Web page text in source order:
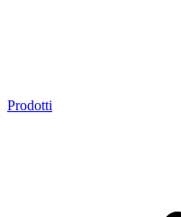
Prodotti